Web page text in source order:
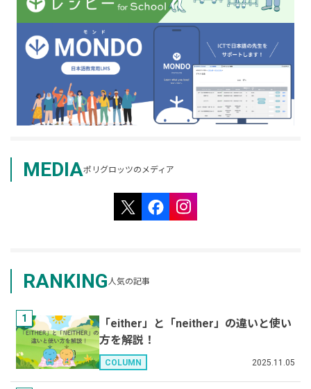
MEDIAポリグロッツのメディア
RANKING 人気の記事
1
「either」と「neither」の違いと使い
方を解説！
COLUMN 2025.11.05